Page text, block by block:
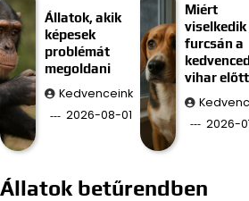
Állatok, akik
képesek
problémát
megoldani
Kedvenceink
2026-08-01
Miért
viselkedik
furcsán a
vihar
2026-
Állatok betűrendben